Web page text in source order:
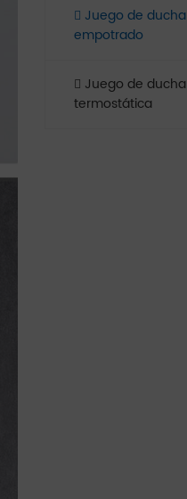
Juego de ducha
empotrado
Juego de ducha
termostática